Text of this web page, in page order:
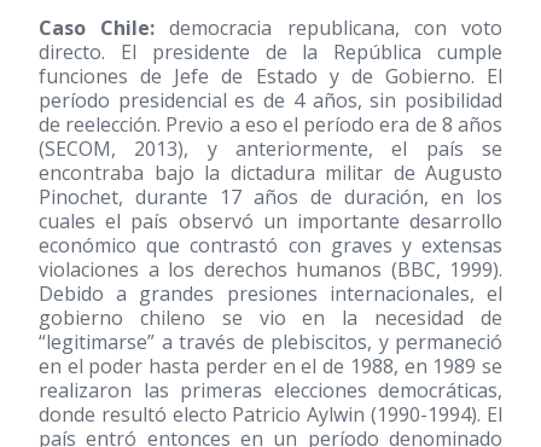
Caso Chile: democracia republicana, con voto
directo. El presidente de la República cumple
funciones de Jefe de Estado y de Gobierno. El
período presidencial es de 4 años, sin posibilidad
de reelección. Previo a eso el período era de 8 años
(SECOM, 2013), y anteriormente, el país se
encontraba bajo la dictadura militar de Augusto
Pinochet, durante 17 años de duración, en los
cuales el país observó un importante desarrollo
económico que contrastó con graves y extensas
violaciones a los derechos humanos (BBC, 1999).
Debido a grandes presiones internacionales, el
gobierno chileno se vio en la necesidad de
“legitimarse” a través de plebiscitos, y permaneció
en el poder hasta perder en el de 1988, en 1989 se
realizaron las primeras elecciones democráticas,
donde resultó electo Patricio Aylwin(1990-1994). El
país entró entonces en un período denominado